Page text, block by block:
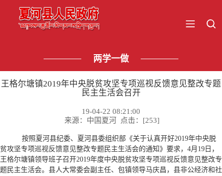
两学一做
王格尔塘镇2019年中央脱贫攻坚专项巡视反馈意见整改专题
民主生活会召开
19-04-22 08:21:00
来源：中国夏河 点击：[253]
按照夏河县纪委、夏河县委组织部《关于认真开好2019年中央脱
贫攻坚专项巡视反馈意见整改专题民主生活会的通知》要求，4月19日，
王格尔塘镇领导班子召开2019年度中央脱贫攻坚专项巡视反馈意见整改专
题民主生活会。县人大常委会副主任、包镇领导马庆昌，县非公经济和社